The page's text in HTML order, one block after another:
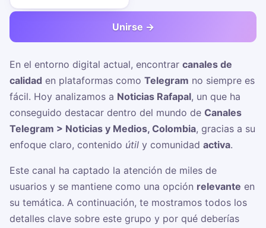
Unirse →
En el entorno digital actual, encontrar canales de
calidad en plataformas como Telegram no siempre es
fácil. Hoy analizamos a Noticias Rafapal, un que ha
conseguido destacar dentro del mundo de Canales
Telegram > Noticias y Medios, Colombia, gracias a su
enfoque claro, contenido útil y comunidad activa.
Este canal ha captado la atención de miles de
usuarios y se mantiene como una opción relevante en
su temática. A continuación, te mostramos todos los
detalles clave sobre este grupo y por qué deberías